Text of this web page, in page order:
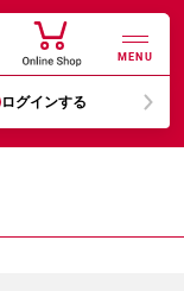
MENU
ログインする